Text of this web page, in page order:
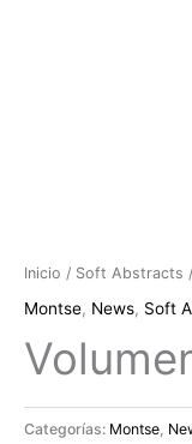
Inicio / Soft Abstracts
Montse, News, Soft
Categorías: Montse